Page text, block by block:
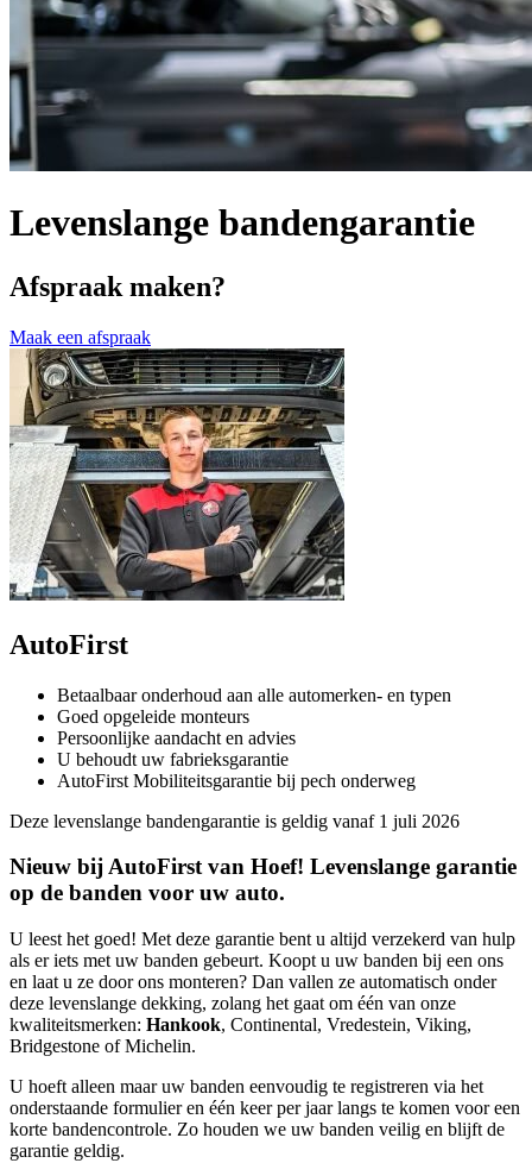
Levenslange bandengarantie
Afspraak maken?
Maak een afspraak
AutoFirst
Betaalbaar onderhoud aan alle automerken- en typen
Goed opgeleide monteurs
Persoonlijke aandacht en advies
U behoudt uw fabrieksgarantie
AutoFirst Mobiliteitsgarantie bij pech onderweg
Deze levenslange bandengarantie is geldig vanaf 1 juli 2026
Nieuw bij AutoFirst van Hoef! Levenslange garantie
op de banden voor uw auto.
U leest het goed! Met deze garantie bent u altijd verzekerd van hulp
als er iets met uw banden gebeurt. Koopt u uw banden bij een ons
en laat u ze door ons monteren? Dan vallen ze automatisch onder
deze levenslange dekking, zolang het gaat om één van onze
kwaliteitsmerken: Hankook, Continental, Vredestein, Viking,
Bridgestone of Michelin.
U hoeft alleen maar uw banden eenvoudig te registreren via het
onderstaande formulier en één keer per jaar langs te komen voor een
korte bandencontrole. Zo houden we uw banden veilig en blijft de
garantie geldig.